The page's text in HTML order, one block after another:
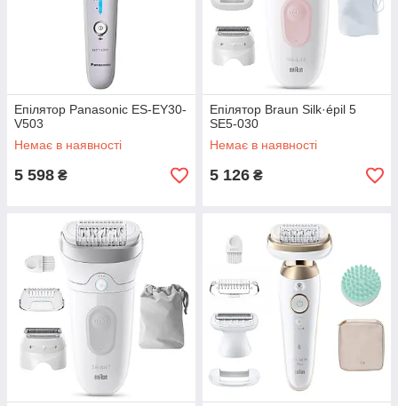
Епілятор Panasonic ES-EY30-
V503
Немає в наявності
5 598 ₴
Епілятор Braun Silk·épil 5
SE5-030
Немає в наявності
5 126 ₴